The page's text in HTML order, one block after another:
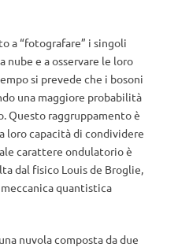
a “fotografare” i singoli
nube e a osservare le loro
si prevede che i bosoni
una maggiore probabilità
Questo raggruppamento è
loro capacità di condividere
carattere ondulatorio è
dal fisico Louis de Broglie,
quantistica
nuvola composta da due